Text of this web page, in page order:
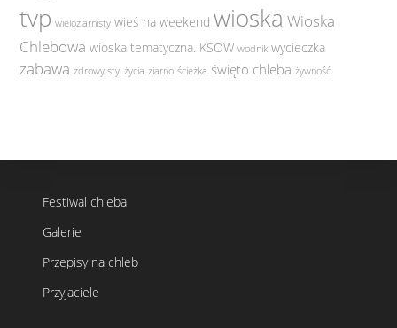
tvp wieloziarnisty wieś na weekend wioska Wioska
Chlebowa wioska tematyczna. KSOW wodnik wycieczka
zabawa zdrowy styl życia ziarno ścieżka święto chleba żywność
Festiwal chleba
Galerie
Przepisy na chleb
Przyjaciele